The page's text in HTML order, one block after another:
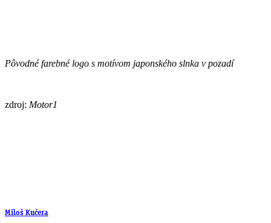
Pôvodné farebné logo s motívom japonského slnka v pozadí
zdroj: Motor1
Miloš Kučera